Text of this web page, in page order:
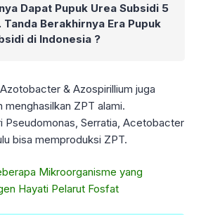
Dapat Pupuk Urea Subsidi 5
Tanda Berakhirnya Era Pupuk
di Indonesia ?
& Azospirillium juga
menghasilkan ZPT alami.
Pseudomonas, Serratia, Acetobacter
bisa memproduksi ZPT.
Mikroorganisme yang
Hayati Pelarut Fosfat